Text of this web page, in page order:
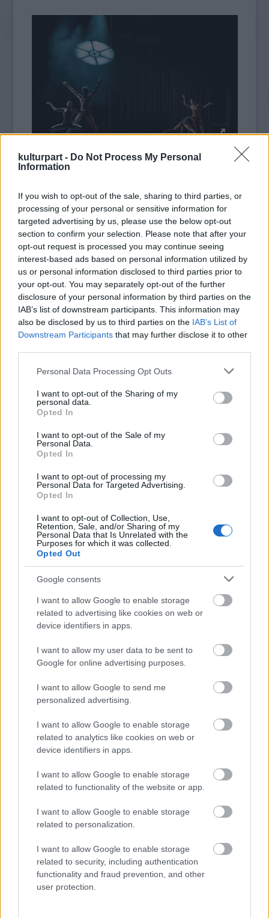
kulturpart - Do Not Process My Personal
Information
If you wish to opt-out of the sale, sharing to third parties, or
processing of your personal or sensitive information for
targeted advertising by us, please use the below opt-out
section to confirm your selection. Please note that after your
opt-out request is processed you may continue seeing
interest-based ads based on personal information utilized by
us or personal information disclosed to third parties prior to
your opt-out. You may separately opt-out of the further
disclosure of your personal information by third parties on the
IAB’s list of downstream participants. This information may
also be disclosed by us to third parties on the IAB’s List of
Downstream Participants that may further disclose it to other
Please note that this website/app uses one or more Google
not limited to your visit or usage behaviour. You may click to
grant or deny consent to Google and its third-party tags to
use your data for below specified purposes in below Google
consent section.
Personal Data Processing Opt Outs
I want to opt-out of the Sharing of my
personal data.
Opted In
I want to opt-out of the Sale of my
Personal Data.
Opted In
I want to opt-out of processing my
Personal Data for Targeted Advertising.
Opted In
I want to opt-out of Collection, Use,
Retention, Sale, and/or Sharing of my
Personal Data that Is Unrelated with the
Purposes for which it was collected.
Opted Out
Google consents
I want to allow Google to enable storage
related to advertising like cookies on web or
device identifiers in apps.
I want to allow my user data to be sent to
Google for online advertising purposes.
I want to allow Google to send me
personalized advertising.
I want to allow Google to enable storage
related to analytics like cookies on web or
device identifiers in apps.
I want to allow Google to enable storage
related to functionality of the website or app.
I want to allow Google to enable storage
related to personalization.
I want to allow Google to enable storage
related to security, including authentication
functionality and fraud prevention, and other
user protection.
Székesfehérvári Balett Színház - Pillangók – Fotó: Molnár
Az interjú a Kultúrpart Trend FM 94.2-n
hallható műsorában hangzott el, a
beszélgetőtárs Kalmár András volt:
A részletes fesztiválprogramitt érhető el.
Tánc Győri Balett on-air
KIRAKODÓVÁSÁR
„BARTÓKKAL EURÓPÁÉRT” – NAGYSZABÁSÚ
ÉVADA
CONCERTO MESTERISKOLA ALBRECHT MAYER
https://kulturpart.hu/api/trackback/id/17853499
Kommentek:
értelmében felhasználói tartalomnak
szolgáltatás technikai
üzemeltetője semmilyen felelősséget
nem vállal, azokat nem ellenőrzi. Kifogás esetén forduljon a blog szerkesztőjéhez.